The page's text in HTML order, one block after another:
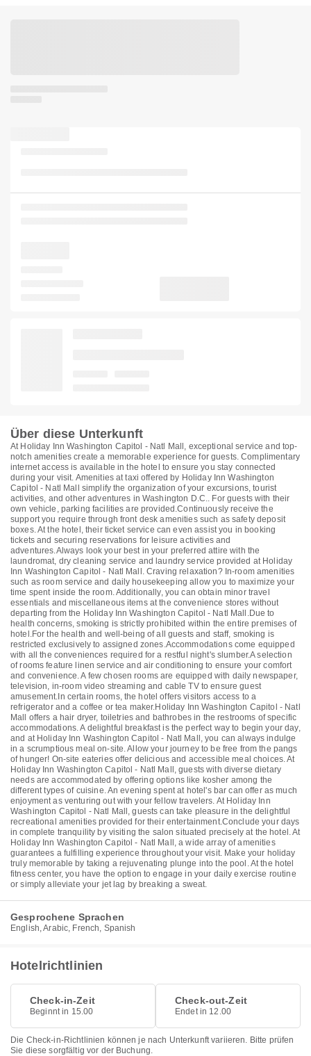
Über diese Unterkunft
At Holiday Inn Washington Capitol - Natl Mall, exceptional service and top-
notch amenities create a memorable experience for guests. Complimentary
internet access is available in the hotel to ensure you stay connected
during your visit. Amenities at taxi offered by Holiday Inn Washington
Capitol - Natl Mall simplify the organization of your excursions, tourist
activities, and other adventures in Washington D.C.. For guests with their
own vehicle, parking facilities are provided.Continuously receive the
support you require through front desk amenities such as safety deposit
boxes. At the hotel, their ticket service can even assist you in booking
tickets and securing reservations for leisure activities and
adventures.Always look your best in your preferred attire with the
laundromat, dry cleaning service and laundry service provided at Holiday
Inn Washington Capitol - Natl Mall. Craving relaxation? In-room amenities
such as room service and daily housekeeping allow you to maximize your
time spent inside the room. Additionally, you can obtain minor travel
essentials and miscellaneous items at the convenience stores without
departing from the Holiday Inn Washington Capitol - Natl Mall.Due to
health concerns, smoking is strictly prohibited within the entire premises of
hotel.For the health and well-being of all guests and staff, smoking is
restricted exclusively to assigned zones.Accommodations come equipped
with all the conveniences required for a restful night's slumber.A selection
of rooms feature linen service and air conditioning to ensure your comfort
and convenience. A few chosen rooms are equipped with daily newspaper,
television, in-room video streaming and cable TV to ensure guest
amusement.In certain rooms, the hotel offers visitors access to a
refrigerator and a coffee or tea maker.Holiday Inn Washington Capitol - Natl
Mall offers a hair dryer, toiletries and bathrobes in the restrooms of specific
accommodations. A delightful breakfast is the perfect way to begin your day,
and at Holiday Inn Washington Capitol - Natl Mall, you can always indulge
in a scrumptious meal on-site. Allow your journey to be free from the pangs
of hunger! On-site eateries offer delicious and accessible meal choices. At
Holiday Inn Washington Capitol - Natl Mall, guests with diverse dietary
needs are accommodated by offering options like kosher among the
different types of cuisine. An evening spent at hotel's bar can offer as much
enjoyment as venturing out with your fellow travelers. At Holiday Inn
Washington Capitol - Natl Mall, guests can take pleasure in the delightful
recreational amenities provided for their entertainment.Conclude your days
in complete tranquility by visiting the salon situated precisely at the hotel. At
Holiday Inn Washington Capitol - Natl Mall, a wide array of amenities
guarantees a fulfilling experience throughout your visit. Make your holiday
truly memorable by taking a rejuvenating plunge into the pool. At the hotel
fitness center, you have the option to engage in your daily exercise routine
or simply alleviate your jet lag by breaking a sweat.
Gesprochene Sprachen
English, Arabic, French, Spanish
Hotelrichtlinien
Check-in-Zeit
Beginnt in 15.00
Check-out-Zeit
Endet in 12.00
Die Check-in-Richtlinien können je nach Unterkunft variieren. Bitte prüfen
Sie diese sorgfältig vor der Buchung.